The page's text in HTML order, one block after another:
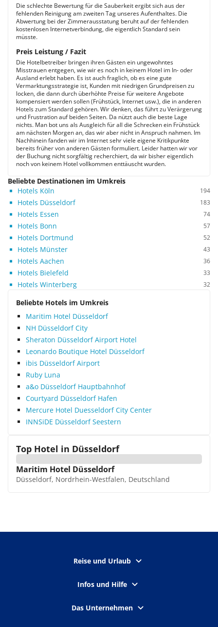
Die schlechte Bewertung für die Sauberkeit ergibt sich aus der
fehlenden Reinigung am zweiten Tag unseres Aufenthaltes. Die
Abwertung bei der Zimmerausstatung beruht auf der fehlenden
kostenlosen Internetverbindung, die eigentlich Standard sein
müsste.
Preis Leistung / Fazit
Die Hotelbetreiber bringen ihren Gästen ein ungewohntes
Misstrauen entgegen, wie wir es noch in keinem Hotel im In- oder
Ausland erlebt haben. Es ist auch fraglich, ob es eine gute
Vermarktungsstrategie ist, Kunden mit niedrigen Grundpreisen zu
locken, die dann durch überhöhte Preise für weitere Angebote
kompensiert werden sollen (Frühstück, Internet usw.), die in anderen
Hotels zum Standard gehören. Wir denken, das führt zu Verärgerung
und Frustration auf beiden Seiten. Da nützt auch die beste Lage
nichts. Man bot uns als Ausgleich für all die Schrecken ein Frühstück
am nächsten Morgen an, das wir aber nicht in Anspruch nahmen. Im
Nachhinein fanden wir im Internet sehr viele eigene Kritikpunkte
bereits früher von anderen Gästen formuliert. Leider hatten wir vor
der Buchung nicht sorgfältig recherchiert, da wir bisher eigentlich
noch von keinem Hotel vollkommen enttäuscht wurden.
Beliebte Destinationen im Umkreis
Hotels Köln
194
Hotels Düsseldorf 183
Hotels Essen 74
Hotels Bonn 57
Hotels Dortmund 52
Hotels Münster 43
Hotels Aachen 36
Hotels Bielefeld 33
Hotels Winterberg 32
Beliebte Hotels im Umkreis
Maritim Hotel Düsseldorf
NH Düsseldorf City
Sheraton Düsseldorf Airport Hotel
Leonardo Boutique Hotel Düsseldorf
ibis Düsseldorf Airport
Ruby Luna
a&o Düsseldorf Hauptbahnhof
Courtyard Düsseldorf Hafen
Mercure Hotel Duesseldorf City Center
INNSiDE Düsseldorf Seestern
Top Hotel in Düsseldorf
Maritim Hotel Düsseldorf
Düsseldorf, Nordrhein-Westfalen, Deutschland
Reise und Urlaub
Infos und Hilfe
Das Unternehmen